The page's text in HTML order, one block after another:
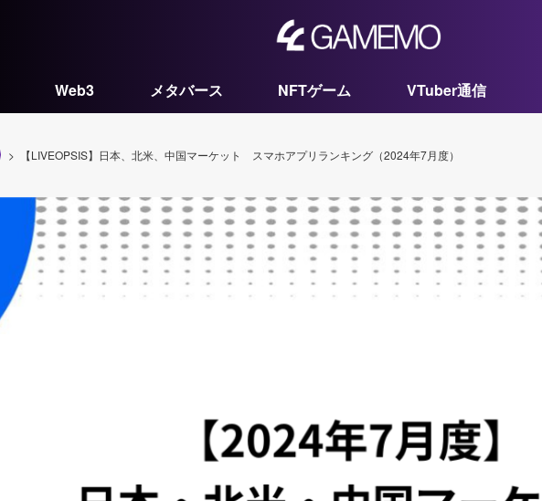
Web3 メタバース NFTゲーム VTuber通信
【LIVEOPSIS】日本、北米、中国マーケット スマホアプリランキング（2024年7月度）